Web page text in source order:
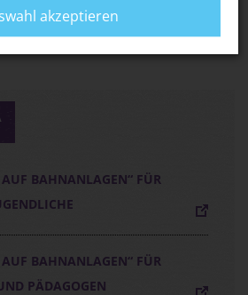
AUF BAHNANLAGEN“ FÜR
AUF BAHNANLAGEN“ FÜR
PÄDAGOGEN
akzeptieren